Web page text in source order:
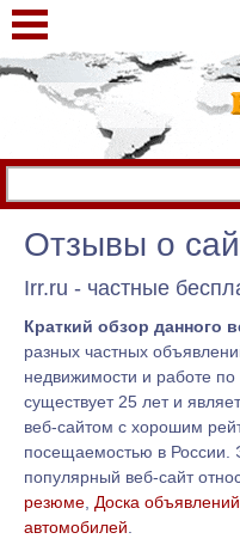
Отзывы о
Irr.ru - частные
Краткий обзор данного
разных частных
недвижимости и работе
существует 25 лет и
веб-сайтом с хорошим
посещаемостью в России.
популярный веб-сайт
резюме Доска объявлений
автомобилей